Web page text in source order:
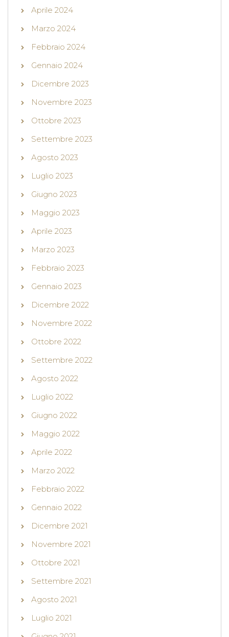
Aprile 2024
Marzo 2024
Febbraio 2024
Gennaio 2024
Dicembre 2023
Novembre 2023
Ottobre 2023
Settembre 2023
Agosto 2023
Luglio 2023
Giugno 2023
Maggio 2023
Aprile 2023
Marzo 2023
Febbraio 2023
Gennaio 2023
Dicembre 2022
Novembre 2022
Ottobre 2022
Settembre 2022
Agosto 2022
Luglio 2022
Giugno 2022
Maggio 2022
Aprile 2022
Marzo 2022
Febbraio 2022
Gennaio 2022
Dicembre 2021
Novembre 2021
Ottobre 2021
Settembre 2021
Agosto 2021
Luglio 2021